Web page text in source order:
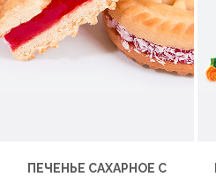
ПЕЧЕНЬЕ САХАРНОЕ С